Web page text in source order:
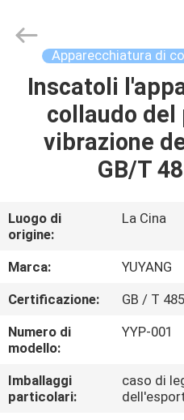
CASA
PRODOTTI
VR
CIRCA
NOI
GIRO
DELLA
FABBRICA
YUYANG
INSTRUMENT
Apparecchiatura di
Inscatoli
collaudo
vibrazione
GB/T
Luogo di
origine:
La Cina
Marca:
YUYANG
Certificazione:
GB / T
Numero di
modello:
YYP-001
Imballaggi
particolari:
caso di